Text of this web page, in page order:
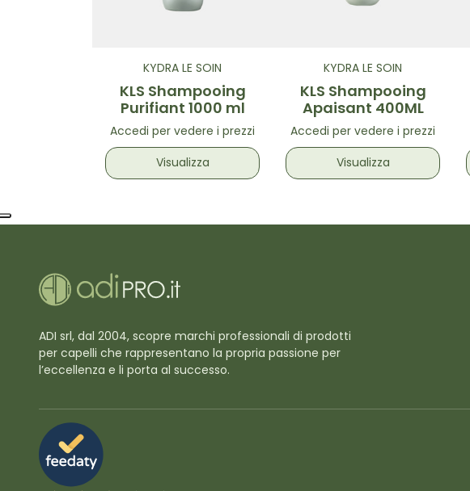
KYDRA LE SOIN
KLS Shampooing
Purifiant 1000 ml
Accedi per vedere i prezzi
Visualizza
KYDRA LE SOIN
KLS Shampooing
Apaisant 400ML
Accedi per vedere i prezzi
Visualizza
ADI srl, dal 2004, scopre marchi professionali di prodotti
per capelli che rappresentano la propria passione per
l’eccellenza e li porta al successo.